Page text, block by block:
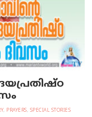
, PRAYERS, SPECIAL STORIES